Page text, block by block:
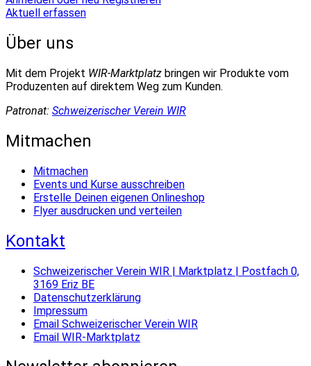
Aktuell erfassen
Über uns
Mit dem Projekt WIR-Marktplatz bringen wir Produkte vom
Produzenten auf direktem Weg zum Kunden.
Patronat: Schweizerischer Verein WIR
Mitmachen
Mitmachen
Events und Kurse ausschreiben
Erstelle Deinen eigenen Onlineshop
Flyer ausdrucken und verteilen
Kontakt
Schweizerischer Verein WIR | Marktplatz | Postfach 0,
3169 Eriz BE
Datenschutzerklärung
Impressum
Email Schweizerischer Verein WIR
Email WIR-Marktplatz